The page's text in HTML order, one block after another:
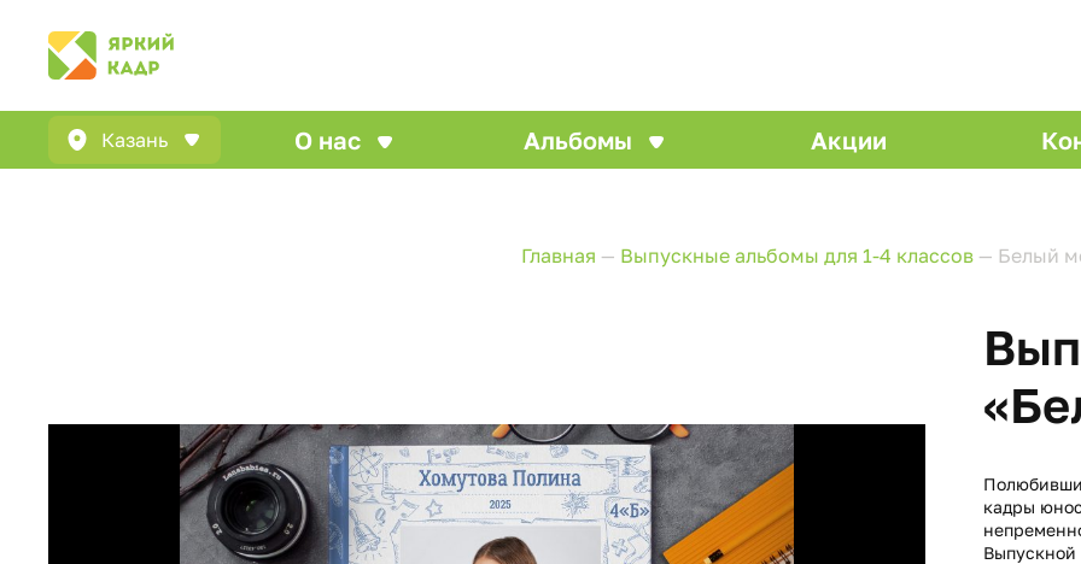
Казань О нас Альбомы Акции
Главная — Выпускные альбомы для 1-4 классов — Белый
кадры
Выпускной